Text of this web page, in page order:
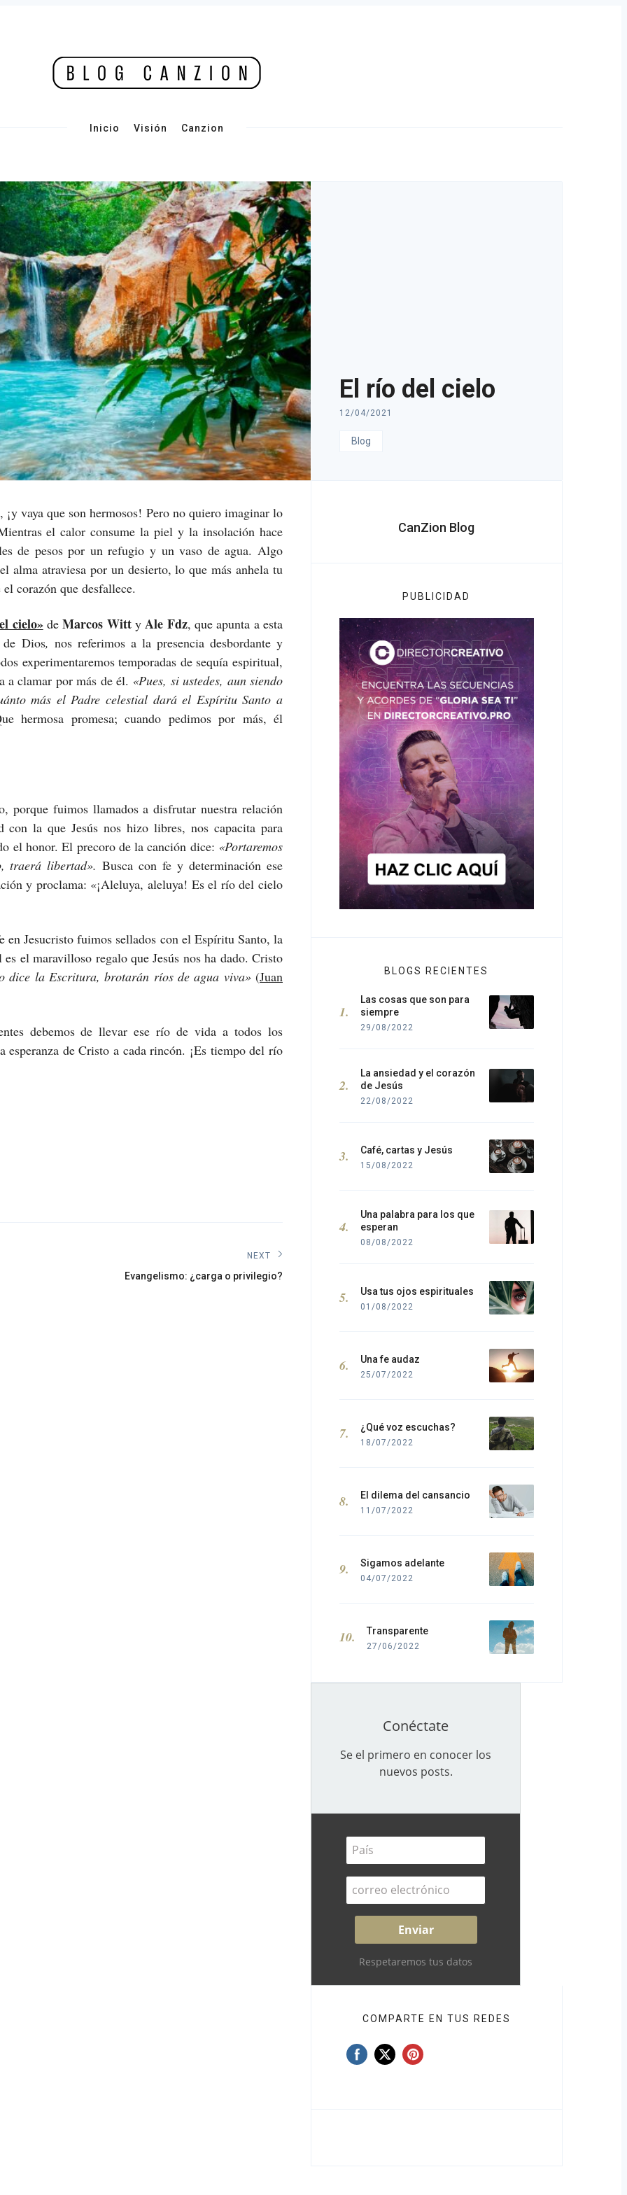
Inicio Visión Canzion
El río del cielo
12/04/2021
Blog
vaya que son hermosos! Pero no quiero imaginar lo
el calor consume la piel y la insolación hace
de pesos por un refugio y un vaso de agua. Algo
alma atraviesa por un desierto, lo que más anhela tu
corazón que desfallece.
cielo»deMarcos Witty Ale Fdz, que apunta a esta
de Dios, nos referimos a la presencia desbordante y
experimentaremos temporadas de sequía espiritual,
a clamar por más de él. «Pues, si ustedes, aun siendo
más el Padre celestial dará el Espíritu Santo a
hermosa promesa; cuando pedimos por más, él
porque fuimos llamados a disfrutar nuestra relación
la que Jesús nos hizo libres, nos capacita para
el honor. El precoro de la canción dice: «Portaremos
traerá libertad». Busca con fe y determinación ese
y proclama: «¡Aleluya, aleluya! Es el río del cielo
en Jesucristo fuimos sellados con el Espíritu Santo, la
el maravilloso regalo que Jesús nos ha dado. Cristo
dice la Escritura, brotarán ríos de agua viva»(Juan
debemos de llevar ese río de vida a todos los
de Cristo a cada rincón. ¡Es tiempo del río
NEXT
Next
Evangelismo: ¿carga o privilegio?
CanZion Blog
PUBLICIDAD
BLOGS RECIENTES
Las cosas que son para
siempre
29/08/2022
La ansiedad y el corazón
de Jesús
22/08/2022
Café, cartas y Jesús
15/08/2022
Una palabra para los que
esperan
08/08/2022
Usa tus ojos espirituales
01/08/2022
Una fe audaz
25/07/2022
¿Qué voz escuchas?
18/07/2022
El dilema del cansancio
11/07/2022
Sigamos adelante
04/07/2022
Transparente
27/06/2022
Conéctate
Se el primero en conocer los
nuevos posts.
Respetaremos tus datos
COMPARTE EN TUS REDES